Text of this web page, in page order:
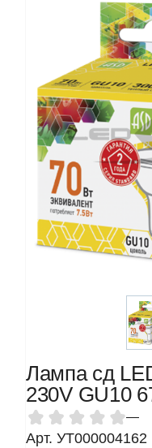
Лампа сд
230V GU10
—
Арт. УТ000004162